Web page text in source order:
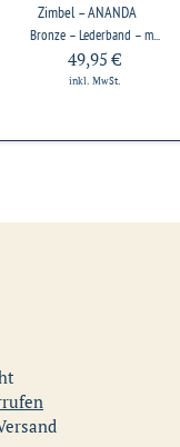
Zimbel – ANANDA
Bronze – Lederband – m...
49,95 €
inkl. MwSt.